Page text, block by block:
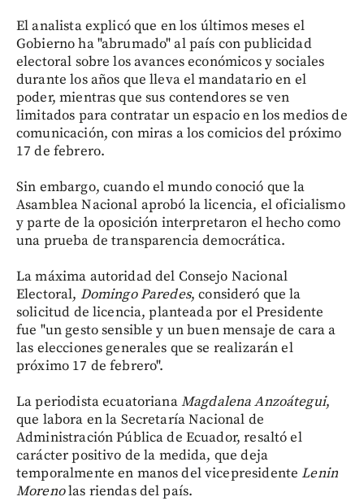
El analista explicó que en los últimos meses el
Gobierno ha "abrumado" al país con publicidad
electoral sobre los avances económicos y sociales
durante los años que lleva el mandatario en el
poder, mientras que sus contendores se ven
limitados para contratar un espacio en los medios de
comunicación, con miras a los comicios del próximo
17 de febrero.
Sin embargo, cuando el mundo conoció que la
Asamblea Nacional aprobó la licencia, el oficialismo
y parte de la oposición interpretaron el hecho como
una prueba de transparencia democrática.
La máxima autoridad del Consejo Nacional
Electoral, Domingo Paredes, consideró que la
solicitud de licencia, planteada por el Presidente
fue "un gesto sensible y un buen mensaje de cara a
las elecciones generales que se realizarán el
próximo 17 de febrero".
La periodista ecuatorianaMagdalena Anzoátegui,
que labora en la Secretaría Nacional de
Administración Pública de Ecuador, resaltó el
carácter positivo de la medida, que deja
temporalmente en manos del vicepresidenteLenin
Morenolas riendas del país.